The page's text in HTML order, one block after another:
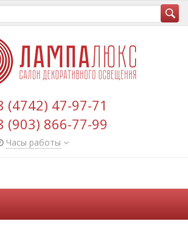
(4742) 47-97-71
(903) 866-77-99
Часы работы